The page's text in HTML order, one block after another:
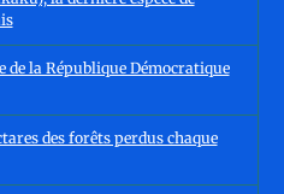
de la République Démocratique
des forêts perdus chaque